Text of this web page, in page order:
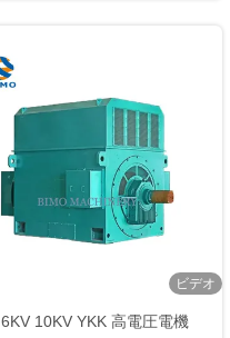
ビデオ
6KV 10KV YKK 高電圧電機